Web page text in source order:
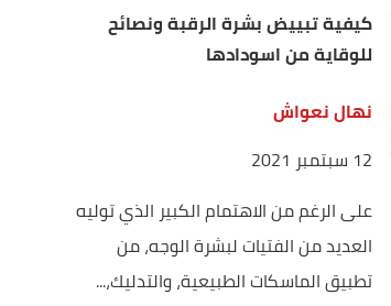
كيفية تبييض بشرة الرقبة ونصائح
للوقاية من اسودادها
نهال نعواش
12 سبتمبر 2021
على الرغم من الاهتمام الكبير الذي توليه
العديد من الفتيات لبشرة الوجه، من
تطبيق الماسكات الطبيعية، والتدليك،...